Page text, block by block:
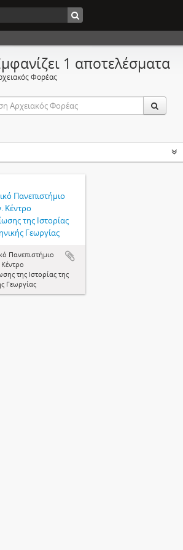
1 αποτελέσματα
Φορέας
Πανεπιστήμιο
Κέντρο
της Ιστορίας
Γεωργίας
Πανεπιστήμιο
της Ιστορίας της
Γεωργίας